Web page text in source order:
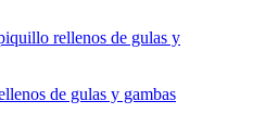
de gulas y gambas